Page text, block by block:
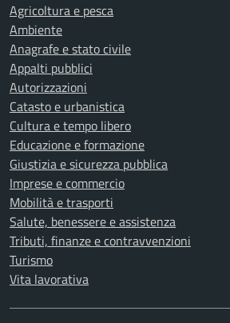
Agricoltura e pesca
Ambiente
Anagrafe e stato civile
Appalti pubblici
Autorizzazioni
Catasto e urbanistica
Cultura e tempo libero
Educazione e formazione
Giustizia e sicurezza pubblica
Imprese e commercio
Mobilità e trasporti
Salute, benessere e assistenza
Tributi, finanze e contravvenzioni
Turismo
Vita lavorativa